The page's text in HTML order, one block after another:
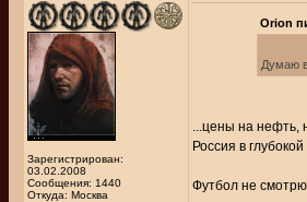
Зарегистрирован:
03.02.2008
Сообщения: 1440
Откуда: Москва
Orion
Думаю
...цены на нефть,
Россия в
Футбол не